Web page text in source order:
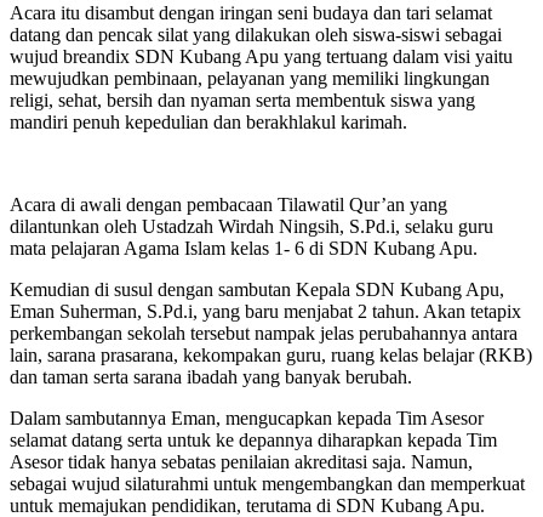
Acara itu disambut dengan iringan seni budaya dan tari selamat
datang dan pencak silat yang dilakukan oleh siswa-siswi sebagai
wujud breandix SDN Kubang Apu yang tertuang dalam visi yaitu
mewujudkan pembinaan, pelayanan yang memiliki lingkungan
religi, sehat, bersih dan nyaman serta membentuk siswa yang
mandiri penuh kepedulian dan berakhlakul karimah.
Acara di awali dengan pembacaan Tilawatil Qur’an yang
dilantunkan oleh Ustadzah Wirdah Ningsih, S.Pd.i, selaku guru
mata pelajaran Agama Islam kelas 1- 6 di SDN Kubang Apu.
Kemudian di susul dengan sambutan Kepala SDN Kubang Apu,
Eman Suherman, S.Pd.i, yang baru menjabat 2 tahun. Akan tetapix
perkembangan sekolah tersebut nampak jelas perubahannya antara
lain, sarana prasarana, kekompakan guru, ruang kelas belajar (RKB)
dan taman serta sarana ibadah yang banyak berubah.
Dalam sambutannya Eman, mengucapkan kepada Tim Asesor
selamat datang serta untuk ke depannya diharapkan kepada Tim
Asesor tidak hanya sebatas penilaian akreditasi saja. Namun,
sebagai wujud silaturahmi untuk mengembangkan dan memperkuat
untuk memajukan pendidikan, terutama di SDN Kubang Apu.